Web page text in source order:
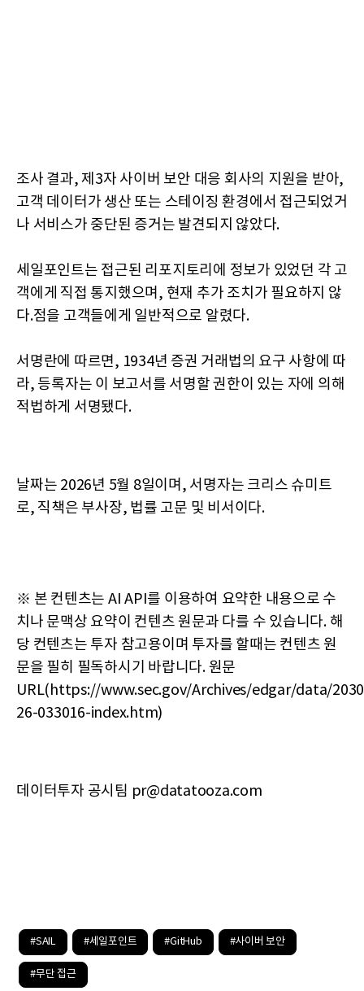
조사 결과, 제3자 사이버 보안 대응 회사의 지원을 받아,
고객 데이터가 생산 또는 스테이징 환경에서 접근되었거
나 서비스가 중단된 증거는 발견되지 않았다.
세일포인트는 접근된 리포지토리에 정보가 있었던 각 고
객에게 직접 통지했으며, 현재 추가 조치가 필요하지 않
다.점을 고객들에게 일반적으로 알렸다.
서명란에 따르면, 1934년 증권 거래법의 요구 사항에 따
라, 등록자는 이 보고서를 서명할 권한이 있는 자에 의해
적법하게 서명됐다.
날짜는 2026년 5월 8일이며, 서명자는 크리스 슈미트
로, 직책은 부사장, 법률 고문 및 비서이다.
※ 본 컨텐츠는 AI API를 이용하여 요약한 내용으로 수
치나 문맥상 요약이 컨텐츠 원문과 다를 수 있습니다. 해
당 컨텐츠는 투자 참고용이며 투자를 할때는 컨텐츠 원
문을 필히 필독하시기 바랍니다. 원문
URL(https://www.sec.gov/Archives/edgar/data/
26-033016-index.htm)
데이터투자 공시팀 pr@datatooza.com
#SAIL #세일포인트 #GitHub #사이버 보안
#무단 접근